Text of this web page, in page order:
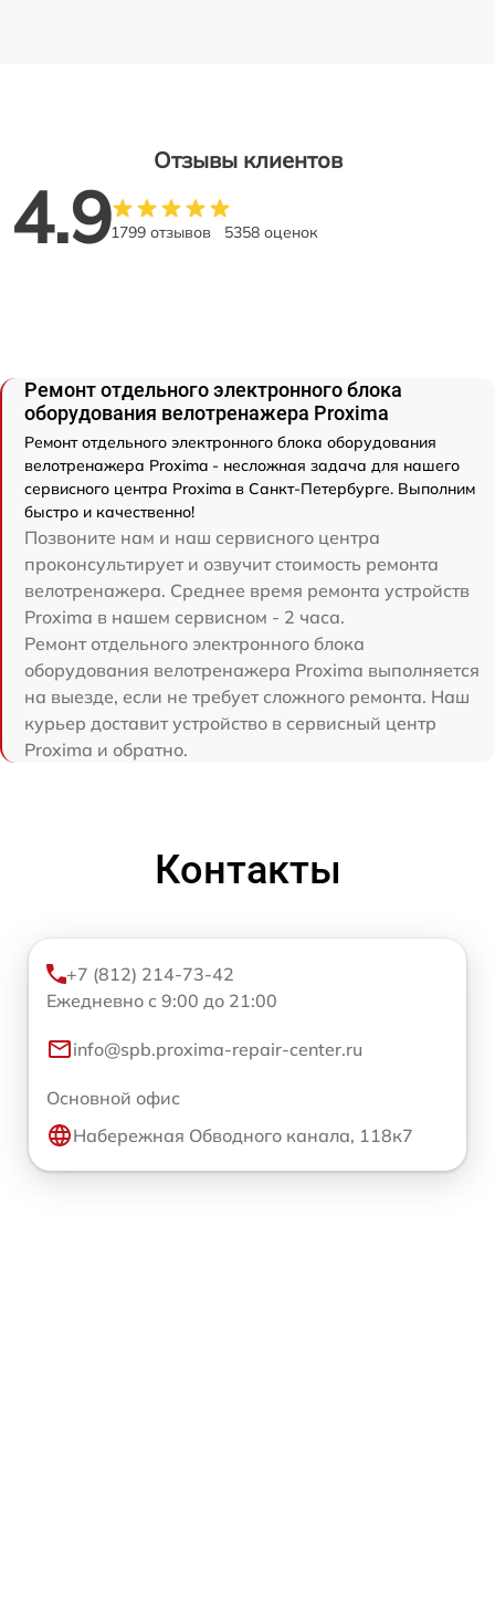
Отзывы клиентов
4.91799 отзывов 5358 оценок
Ремонт отдельного электронного блока
оборудования велотренажера Proxima
Ремонт отдельного электронного блока оборудования
велотренажера Proxima - несложная задача для нашего
сервисного центра Proxima в Санкт-Петербурге. Выполним
быстро и качественно!
Позвоните нам и наш сервисного центра
проконсультирует и озвучит стоимость ремонта
велотренажера. Среднее время ремонта устройств
Proxima в нашем сервисном - 2 часа.
Ремонт отдельного электронного блока
оборудования велотренажера Proxima выполняется
на выезде, если не требует сложного ремонта. Наш
курьер доставит устройство в сервисный центр
Proxima и обратно.
Контакты
+7 (812) 214-73-42
Ежедневно с 9:00 до 21:00
info@spb.proxima-repair-center.ru
Основной офис
Набережная Обводного канала, 118к7